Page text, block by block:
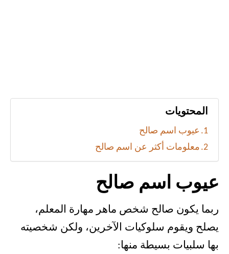
المحتويات
عيوب اسم صالح
معلومات أكثر عن اسم صالح
عيوب اسم صالح
ربما يكون صالح شخص ماهر مهارة المعلم،
يصلح ويقوم سلوكيات الآخرين، ولكن شخصيته
بها سلبيات بسيطة منها: